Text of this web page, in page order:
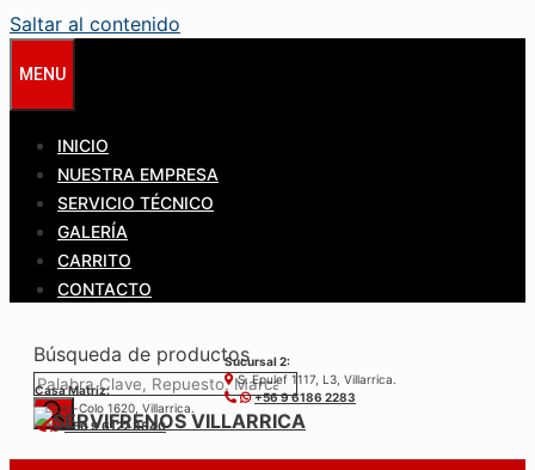
Saltar al contenido
MENU
INICIO
NUESTRA EMPRESA
SERVICIO TÉCNICO
GALERÍA
CARRITO
CONTACTO
Búsqueda de productos
Casa Matríz:
Colo-Colo 1620, Villarrica.
+56 9 6122 3840
Sucursal 2:
S. Epulef 1117, L3, Villarrica.
+56 9 6186 2283